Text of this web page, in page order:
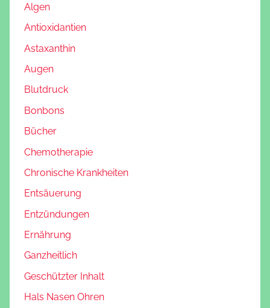
Algen
Antioxidantien
Astaxanthin
Augen
Blutdruck
Bonbons
Bücher
Chemotherapie
Chronische Krankheiten
Entsäuerung
Entzündungen
Ernährung
Ganzheitlich
Geschützter Inhalt
Hals Nasen Ohren